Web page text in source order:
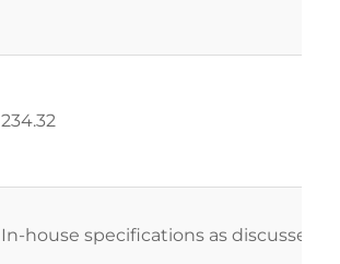
234.32
In-house specifications as discussed